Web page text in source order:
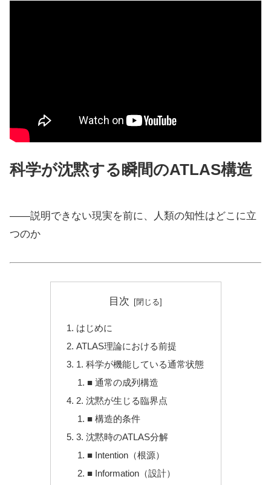
科学が沈黙する瞬間のATLAS構造
――説明できない現実を前に、人類の知性はどこに立
つのか
目次
はじめに
ATLAS理論における前提
1. 科学が機能している通常状態
■ 通常の成列構造
2. 沈黙が生じる臨界点
■ 構造的条件
3. 沈黙時のATLAS分解
■ Intention（根源）
■ Information（設計）